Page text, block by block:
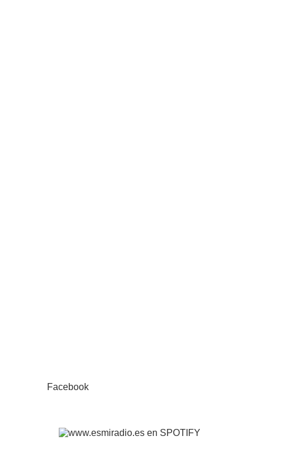
Facebook